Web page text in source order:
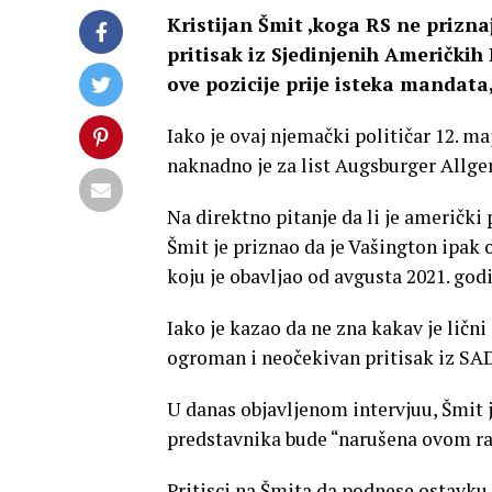
Kristijan Šmit ,koga RS ne
pritisak iz Sjedinjenih Američkih
ove pozicije prije isteka
Iako je ovaj njemački političar 12.
naknadno je za list Augsburger
Na direktno pitanje da li je američki
Šmit je priznao da je Vašington
koju je obavljao od avgusta 2021.
Iako je kazao da ne zna kakav je
ogroman i neočekivan pritisak iz
U danas objavljenom intervjuu,
predstavnika bude “narušena ovom